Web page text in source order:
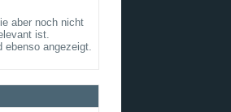
aber noch nicht
ist.
ebenso angezeigt.